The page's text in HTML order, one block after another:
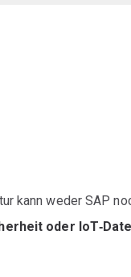
kann weder SAP
oder